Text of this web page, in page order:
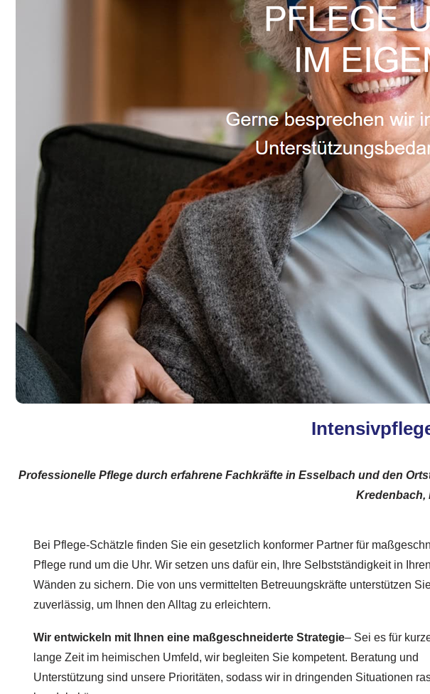
Professionelle Pflege durch erfahrene Fachkräfte in Esselbach und den
Kredenbach,
Bei Pflege-Schätzle finden Sie ein gesetzlich konformer Partner für
Pflege rund um die Uhr. Wir setzen uns dafür ein, Ihre Selbstständigkeit in
Wänden zu sichern. Die von uns vermittelten Betreuungskräfte unterstützen
zuverlässig, um Ihnen den Alltag zu erleichtern.
Wir entwickeln mit Ihnen eine maßgeschneiderte Strategie– Sei es für
lange Zeit im heimischen Umfeld, wir begleiten Sie kompetent. Beratung und
Unterstützung sind unsere Prioritäten, sodass wir in dringenden Situationen